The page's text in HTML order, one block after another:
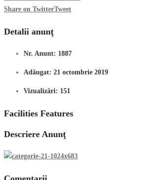
Share on TwitterTweet
Detalii anunţ
Nr. Anunt: 1887
Adăugat: 21 octombrie 2019
Vizualizări: 151
Facilities Features
Descriere Anunţ